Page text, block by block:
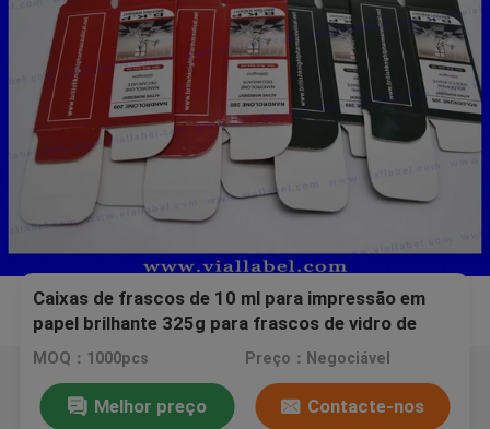
Caixas de frascos de 10 ml para impressão em
papel brilhante 325g para frascos de vidro de
injeção
MOQ：1000pcs Preço：Negociável
Melhor preço Contacte-nos